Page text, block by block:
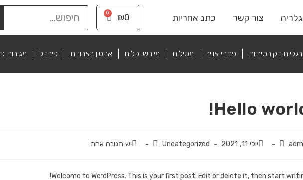
גלריה צור קשר כתב אחריות ₪0
0
מגירות פירזול אחסון בארונות מייבשי כלים מסילות פתחי אוויר רגליים דקורטיביות
Hello
יולי 11, 2021 Uncategorized יש תגובה אחת
Welcome to WordPress. This is your first post. Edit or delete it, then start